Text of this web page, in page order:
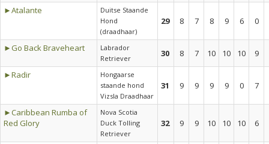
►Atalante
Duitse Staande
Hond
(draadhaar)
29 8 7 8 9 6 0
►Go Back Braveheart
Labrador
Retriever
30 8 7 10 10 10
9
►Radir
Hongaarse
staande hond
Vizsla Draadhaar
31 9 9 9 9 0 7
►Caribbean Rumba of
Red Glory
Nova Scotia
Duck Tolling
Retriever
32 9 9 10 10 10 6